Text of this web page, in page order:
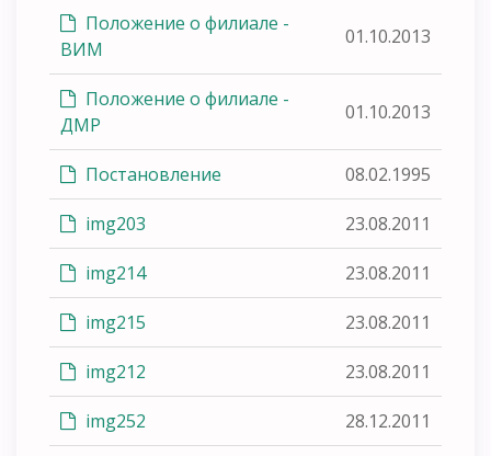
Положение о филиале -
ВИМ
01.10.2013
Положение о филиале -
ДМР
01.10.2013
Постановление 08.02.1995
img203 23.08.2011
img214 23.08.2011
img215 23.08.2011
img212 23.08.2011
img252 28.12.2011